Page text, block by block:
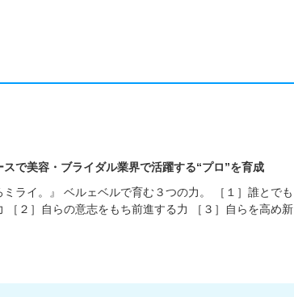
で美容・ブライダル業界で活躍する“プロ”を育成
ミライ。』 ベルェベルで育む３つの力。 ［１］誰とでも
［２］自らの意志をもち前進する力 ［３］自らを高め新